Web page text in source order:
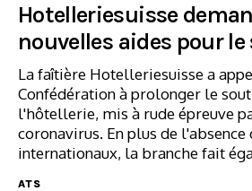
Hotelleriesuisse
nouvelles aides pour
La faîtière Hotelleriesuisse a
Confédération à prolonger le
l'hôtellerie, mis à rude épreuve
coronavirus. En plus de l'absence
internationaux, la branche fait
ATS